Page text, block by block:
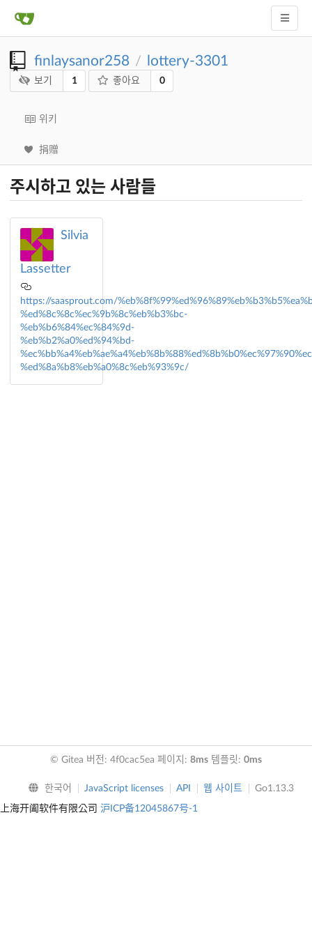
finlaysanor258 / lottery-3301
보기 1 좋아요 0
위키
捐赠
주시하고 있는 사람들
Silvia
Lassetter
https://saasprout.com/
%ed%8c%8c%ec%9b%8c%eb%b3%bc-
%eb%b6%84%ec%84%9d-
%eb%b2%a0%ed%94%bd-
%ed%8a%b8%eb%a0%8c%eb%93%9c/
© Gitea 버전: 4f0cac5ea 페이지: 8ms 템플릿: 0ms
한국어 JavaScript licenses API 웹 사이트 Go1.13.3
上海开阖软件有限公司 沪ICP备12045867号-1